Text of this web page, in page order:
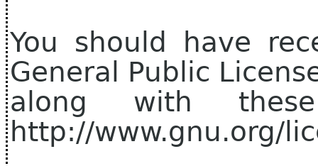
You should have
General Public
along with
http://www.gnu.org/